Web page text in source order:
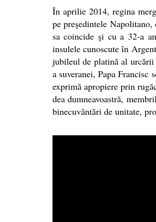
În aprilie 2014, regina
pe preşedintele
sa coincide şi cu a 32-a
insulele cunoscute în
jubileul de platină al
a suveranei, Papa
exprimă apropiere prin
dea dumneavoastră,
binecuvântări de unitate,